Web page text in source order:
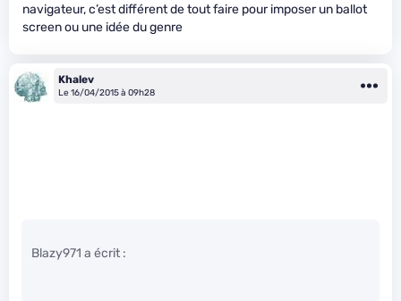
navigateur, c’est différent de tout faire pour imposer un ballot
screen ou une idée du genre
Khalev
Le 16/04/2015 à 09h28
Blazy971 a écrit :